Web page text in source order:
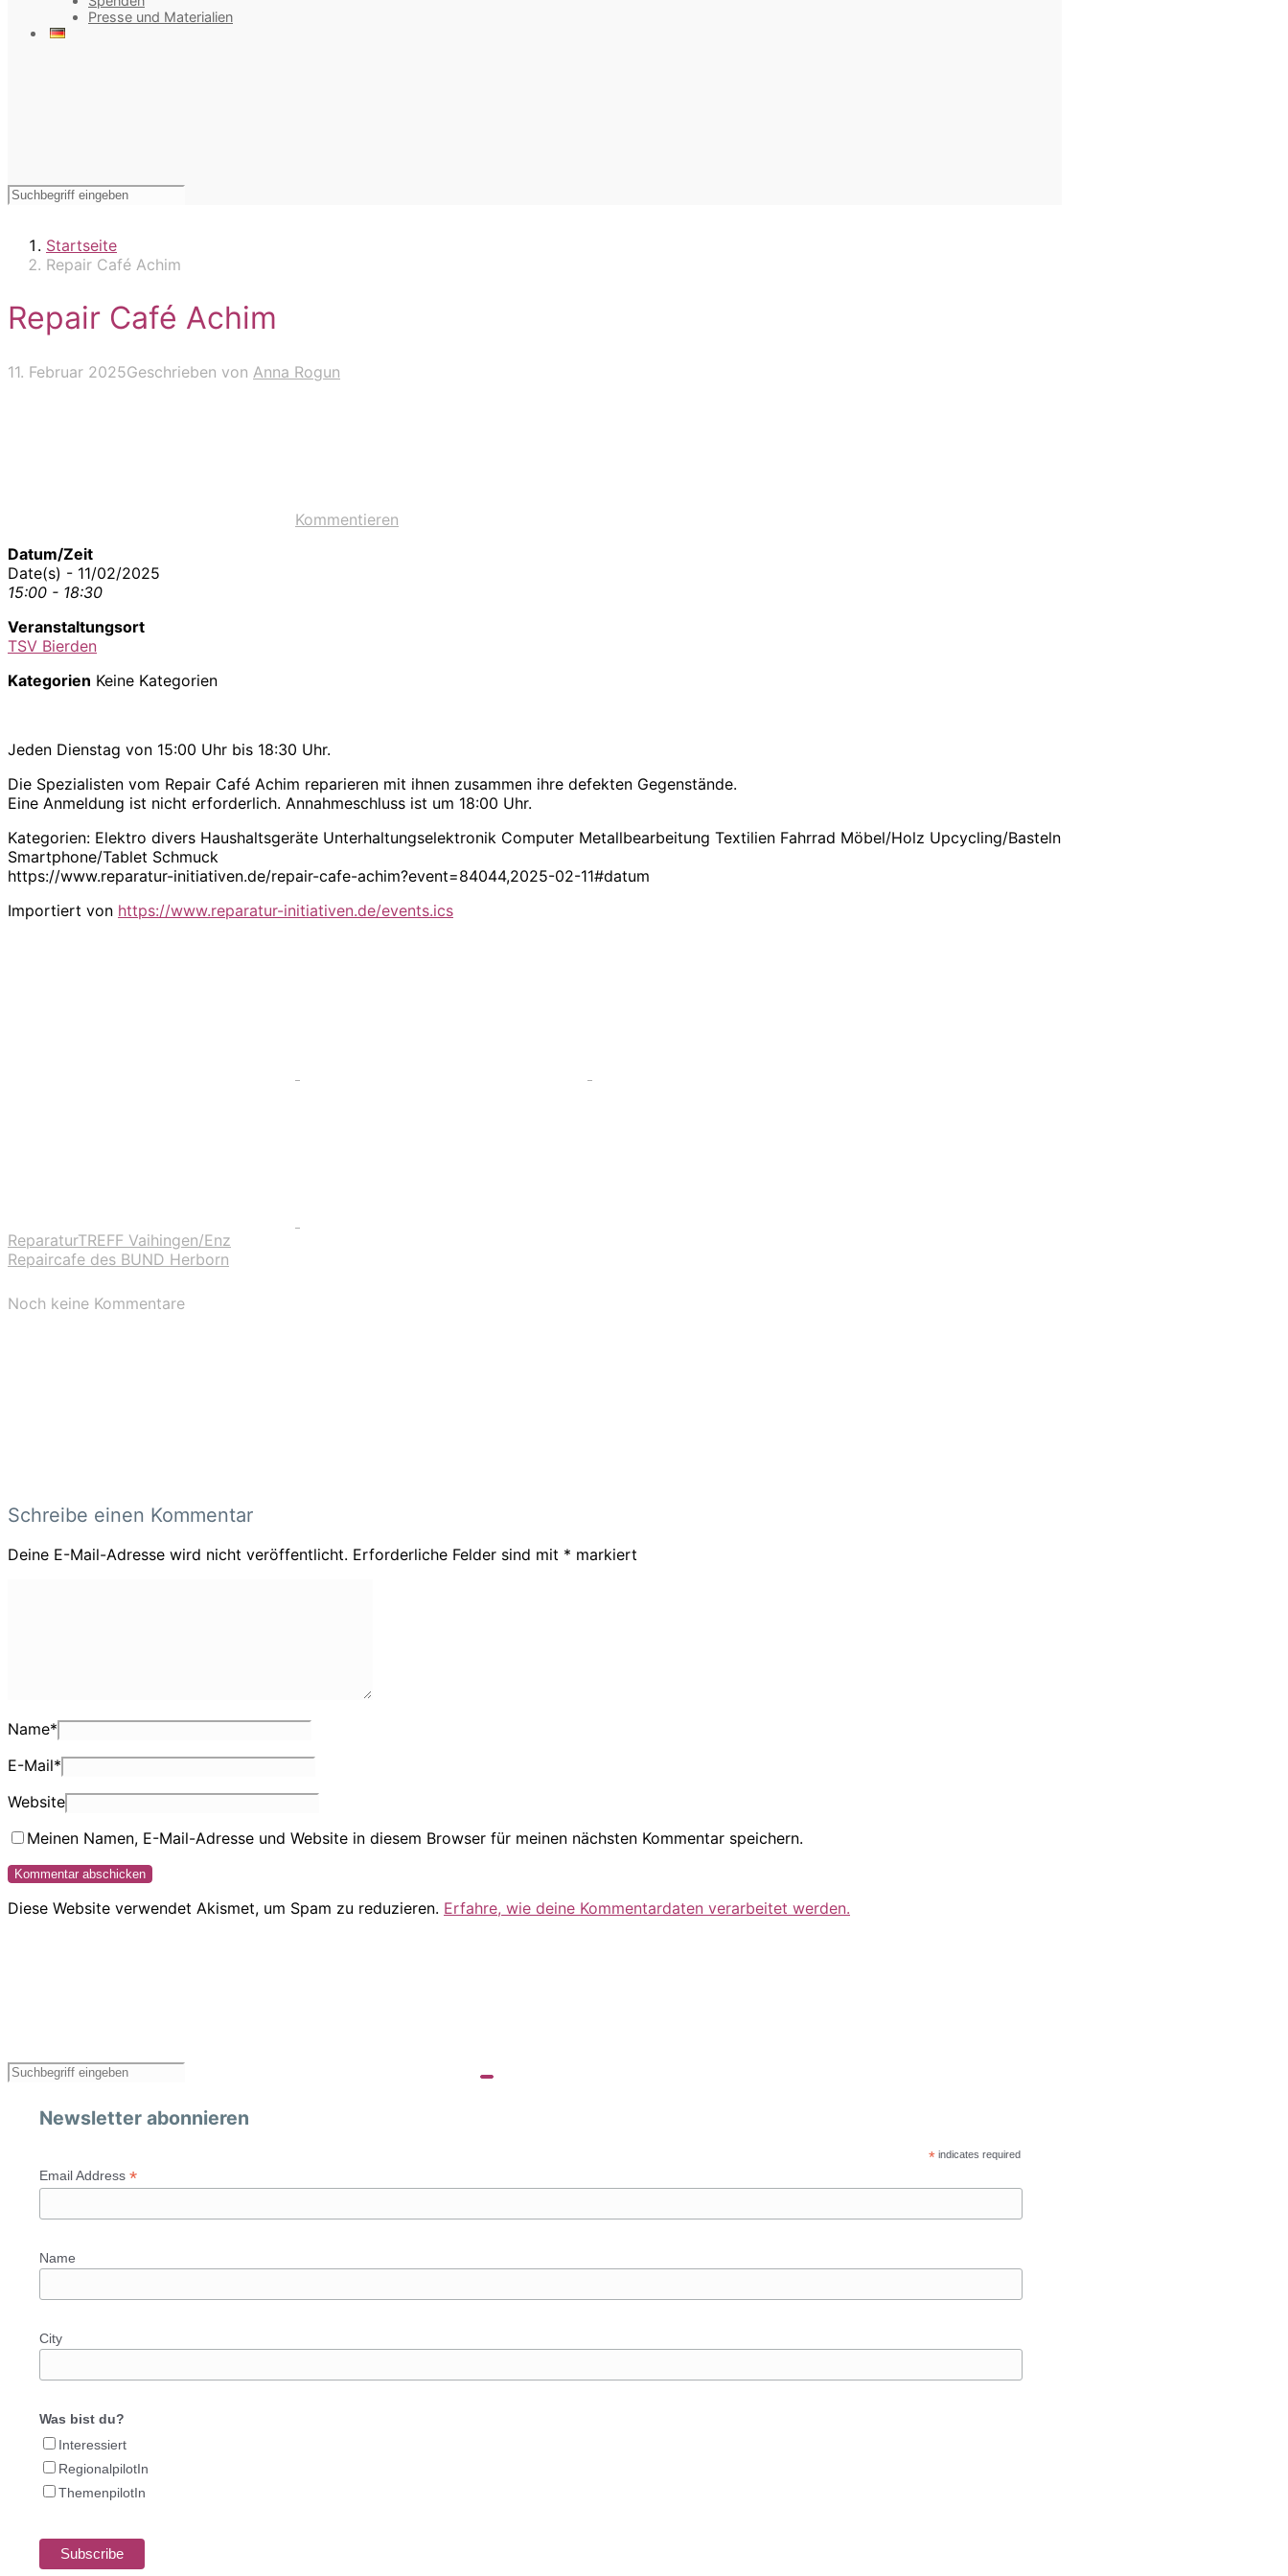
Presse und Materialien
Startseite
Repair Café Achim
Repair Café Achim
11. Februar 2025Geschrieben von Anna Rogun
Kommentieren
Datum/Zeit
Date(s) - 11/02/2025
15:00 - 18:30
Veranstaltungsort
TSV Bierden
Kategorien Keine Kategorien
Jeden Dienstag von 15:00 Uhr bis 18:30 Uhr.
Die Spezialisten vom Repair Café Achim reparieren mit ihnen zusammen ihre defekten Gegenstände.
Eine Anmeldung ist nicht erforderlich. Annahmeschluss ist um 18:00 Uhr.
Kategorien: Elektro divers Haushaltsgeräte Unterhaltungselektronik Computer Metallbearbeitung Textilien Fahrrad Möbel/Holz Upcycling/Basteln
Smartphone/Tablet Schmuck
https://www.reparatur-initiativen.de/repair-cafe-achim?event=84044,2025-02-11#datum
Importiert von https://www.reparatur-initiativen.de/events.ics
ReparaturTREFF Vaihingen/Enz
Repaircafe des BUND Herborn
Noch keine Kommentare
Schreibe einen Kommentar
Deine E-Mail-Adresse wird nicht veröffentlicht. Erforderliche Felder sind mit * markiert
Name*
E-Mail*
Website
Meinen Namen, E-Mail-Adresse und Website in diesem Browser für meinen nächsten Kommentar speichern.
Diese Website verwendet Akismet, um Spam zu reduzieren. Erfahre, wie deine Kommentardaten verarbeitet werden.
Newsletter abonnieren
* indicates required
Email Address *
Name
City
Was bist du?
Interessiert
RegionalpilotIn
ThemenpilotIn